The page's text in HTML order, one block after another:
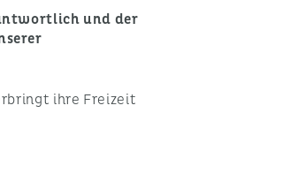
und der
ihre Freizeit